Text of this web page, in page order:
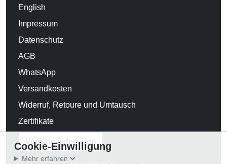
English
Impressum
Datenschutz
AGB
WhatsApp
Versandkosten
Widerruf, Retoure und Umtausch
Zertifikate
Vertrag widerrufen
Cookie-Einwilligung
Mehr erfahren